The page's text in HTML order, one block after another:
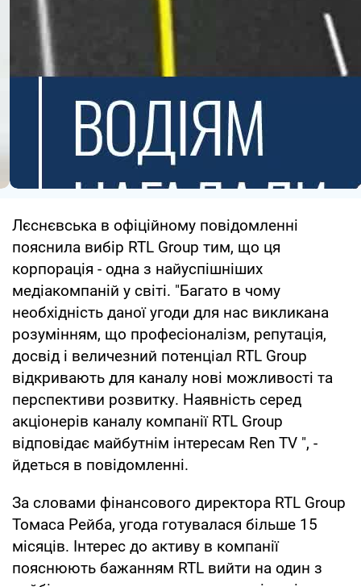
Лєснєвська в офіційному повідомленні
пояснила вибір RTL Group тим, що ця
корпорація - одна з найуспішніших
медіакомпаній у світі. "Багато в чому
необхідність даної угоди для нас викликана
розумінням, що професіоналізм, репутація,
досвід і величезний потенціал RTL Group
відкривають для каналу нові можливості та
перспективи розвитку. Наявність серед
акціонерів каналу компанії RTL Group
відповідає майбутнім інтересам Ren TV ", -
йдеться в повідомленні.
За словами фінансового директора RTL Group
Томаса Рейба, угода готувалася більше 15
місяців. Інтерес до активу в компанії
пояснюють бажанням RTL вийти на один з